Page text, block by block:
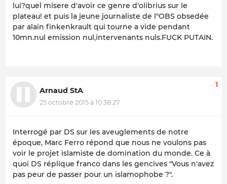
lui?quel misere d'avoir ce genre d'olibrius sur le
plateau! et puis la jeune journaliste de l"OBS obsedée
par alain finkenkrault qui tourne a vide pendant
10mn.nul emission nul,intervenants nuls.FUCK PUTAIN.
Arnaud StA
25 octobre 2015 à 10:38:27
1
Interrogé par DS sur les aveuglements de notre
époque, Marc Ferro répond que nous ne voulons pas
voir le projet islamiste de domination du monde. Ce à
quoi DS réplique franco dans les gencives "Vous n'avez
pas peur de passer pour un islamophobe ?".